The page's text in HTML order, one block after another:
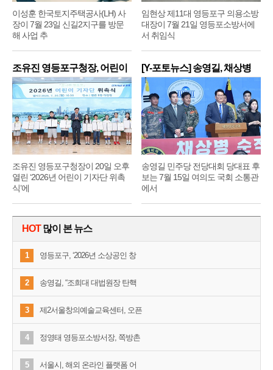
이성훈 한국토지주택공사(LH) 사
장이 7월 23일 신길2지구를 방문
해 사업 추
임현상 제11대 영등포구 의용소방
대장이 7월 21일 영등포소방서에
서 취임식
조유진 영등포구청장, 어린이
기
조유진 영등포구청장이 20일 오후
열린 ‘2026년 어린이 기자단 위촉
식’에
[Y-포토뉴스] 송영길, 채상병
순
송영길 민주당 전당대회 당대표 후
보는 7월 15일 여의도 국회 소통관
에서
HOT많이 본 뉴스
1 영등포구, ‘2026년 소상공인 창
2 송영길, “조희대 대법원장 탄핵
3 제2서울창의예술교육센터, 오픈
4 정영태 영등포소방서장, 쪽방촌
5 서울시, 해외 온라인 플랫폼 어